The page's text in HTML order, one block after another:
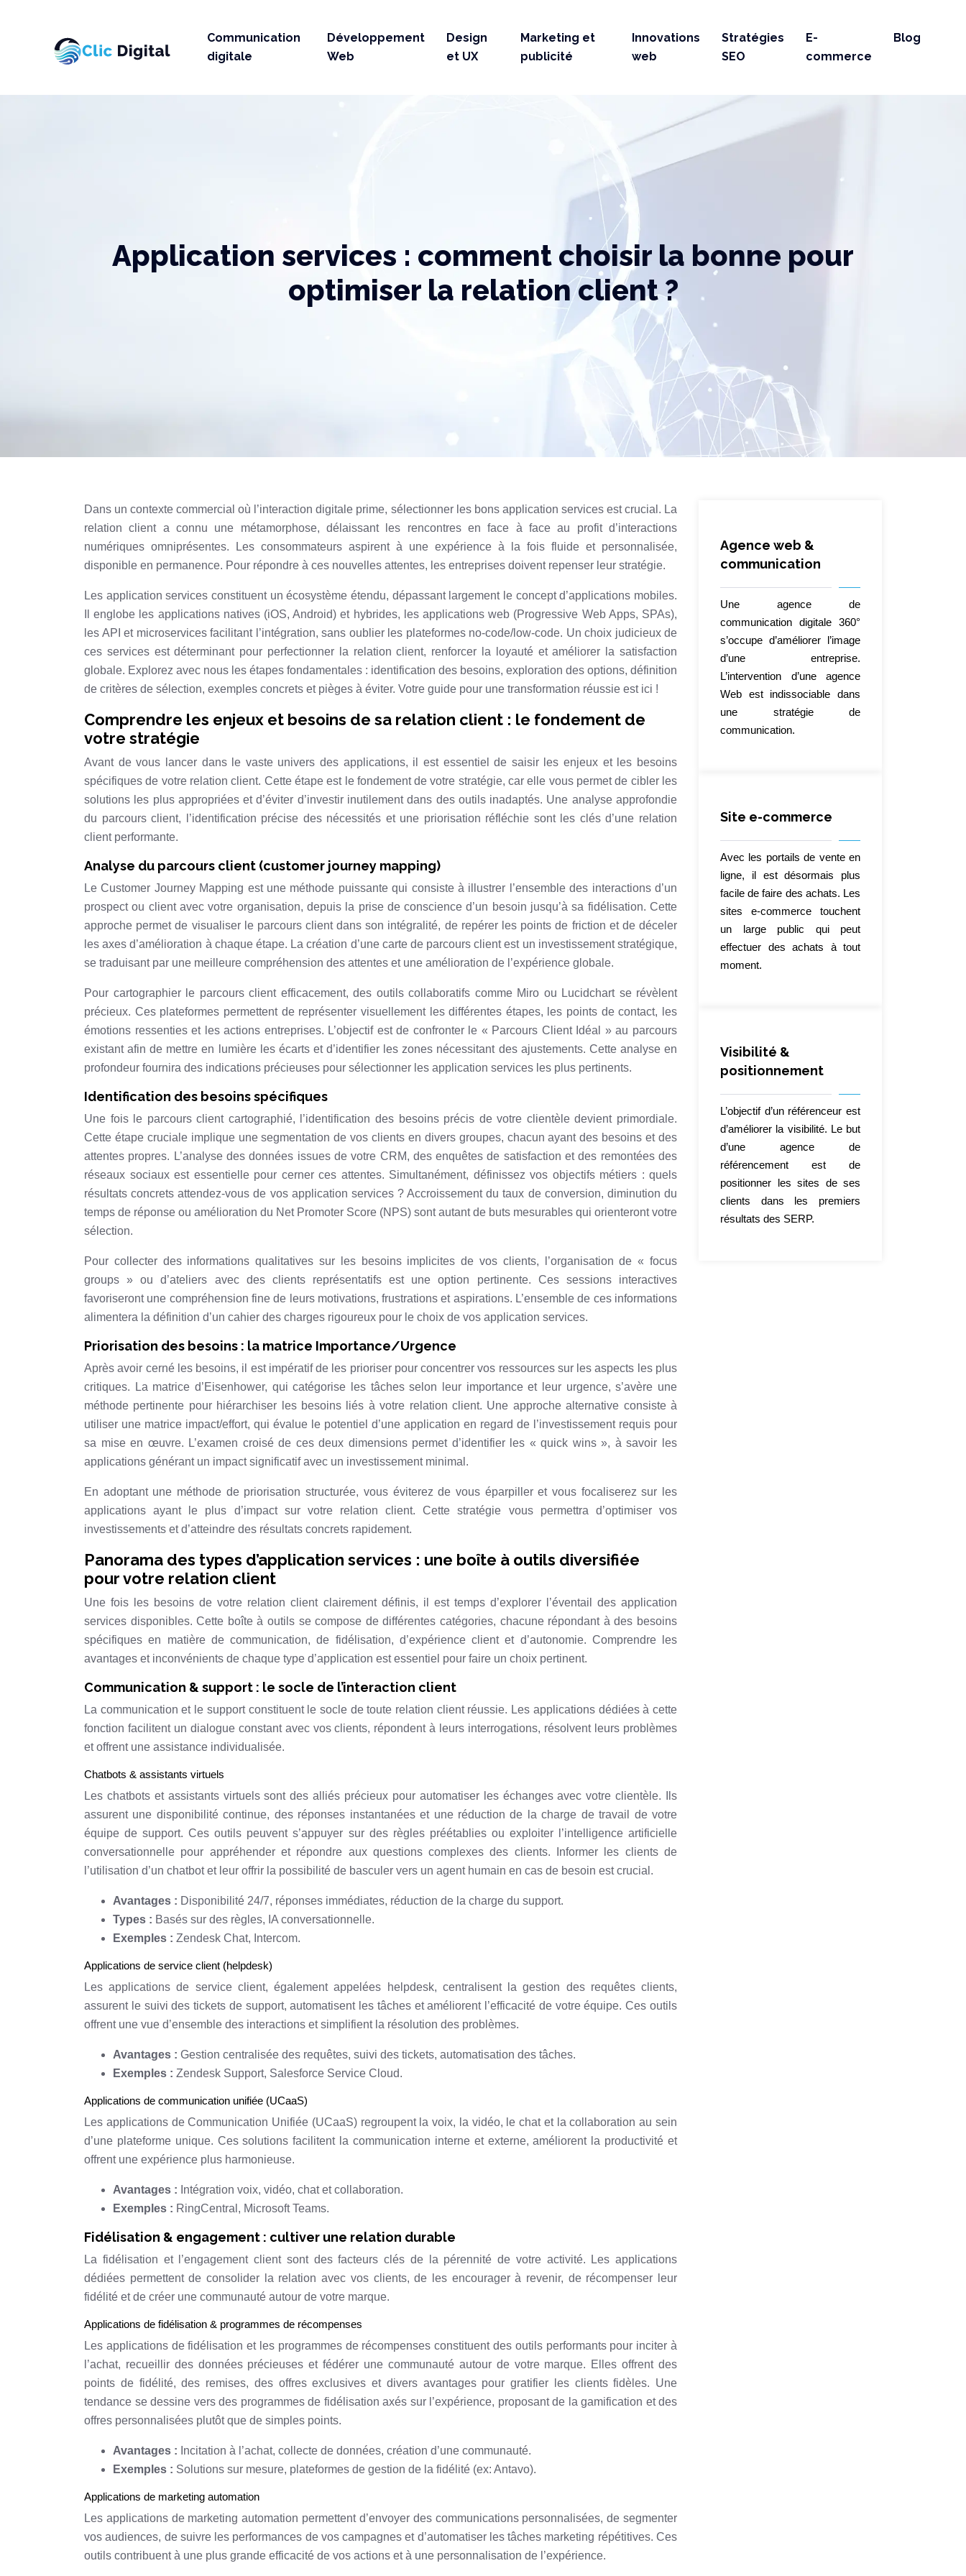
Communication
digitale
Développement
Web
Design
et UX
Marketing et
publicité
Innovations
web
Stratégies
SEO
E-
commerce
Blog
Application services : comment choisir la bonne pour
optimiser la relation client ?
Dans un contexte commercial où l’interaction digitale prime, sélectionner les bons application services est crucial. La
relation client a connu une métamorphose, délaissant les rencontres en face à face au profit d’interactions
numériques omniprésentes. Les consommateurs aspirent à une expérience à la fois fluide et personnalisée,
disponible en permanence. Pour répondre à ces nouvelles attentes, les entreprises doivent repenser leur stratégie.
Les application services constituent un écosystème étendu, dépassant largement le concept d’applications mobiles.
Il englobe les applications natives (iOS, Android) et hybrides, les applications web (Progressive Web Apps, SPAs),
les API et microservices facilitant l’intégration, sans oublier les plateformes no-code/low-code. Un choix judicieux de
ces services est déterminant pour perfectionner la relation client, renforcer la loyauté et améliorer la satisfaction
globale. Explorez avec nous les étapes fondamentales : identification des besoins, exploration des options, définition
de critères de sélection, exemples concrets et pièges à éviter. Votre guide pour une transformation réussie est ici !
Comprendre les enjeux et besoins de sa relation client : le fondement de
votre stratégie
Avant de vous lancer dans le vaste univers des applications, il est essentiel de saisir les enjeux et les besoins
spécifiques de votre relation client. Cette étape est le fondement de votre stratégie, car elle vous permet de cibler les
solutions les plus appropriées et d’éviter d’investir inutilement dans des outils inadaptés. Une analyse approfondie
du parcours client, l’identification précise des nécessités et une priorisation réfléchie sont les clés d’une relation
client performante.
Analyse du parcours client (customer journey mapping)
Le Customer Journey Mapping est une méthode puissante qui consiste à illustrer l’ensemble des interactions d’un
prospect ou client avec votre organisation, depuis la prise de conscience d’un besoin jusqu’à sa fidélisation. Cette
approche permet de visualiser le parcours client dans son intégralité, de repérer les points de friction et de déceler
les axes d’amélioration à chaque étape. La création d’une carte de parcours client est un investissement stratégique,
se traduisant par une meilleure compréhension des attentes et une amélioration de l’expérience globale.
Pour cartographier le parcours client efficacement, des outils collaboratifs comme Miro ou Lucidchart se révèlent
précieux. Ces plateformes permettent de représenter visuellement les différentes étapes, les points de contact, les
émotions ressenties et les actions entreprises. L’objectif est de confronter le « Parcours Client Idéal » au parcours
existant afin de mettre en lumière les écarts et d’identifier les zones nécessitant des ajustements. Cette analyse en
profondeur fournira des indications précieuses pour sélectionner les application services les plus pertinents.
Identification des besoins spécifiques
Une fois le parcours client cartographié, l’identification des besoins précis de votre clientèle devient primordiale.
Cette étape cruciale implique une segmentation de vos clients en divers groupes, chacun ayant des besoins et des
attentes propres. L’analyse des données issues de votre CRM, des enquêtes de satisfaction et des remontées des
réseaux sociaux est essentielle pour cerner ces attentes. Simultanément, définissez vos objectifs métiers : quels
résultats concrets attendez-vous de vos application services ? Accroissement du taux de conversion, diminution du
temps de réponse ou amélioration du Net Promoter Score (NPS) sont autant de buts mesurables qui orienteront votre
sélection.
Pour collecter des informations qualitatives sur les besoins implicites de vos clients, l’organisation de « focus
groups » ou d’ateliers avec des clients représentatifs est une option pertinente. Ces sessions interactives
favoriseront une compréhension fine de leurs motivations, frustrations et aspirations. L’ensemble de ces informations
alimentera la définition d’un cahier des charges rigoureux pour le choix de vos application services.
Priorisation des besoins : la matrice Importance/Urgence
Après avoir cerné les besoins, il est impératif de les prioriser pour concentrer vos ressources sur les aspects les plus
critiques. La matrice d’Eisenhower, qui catégorise les tâches selon leur importance et leur urgence, s’avère une
méthode pertinente pour hiérarchiser les besoins liés à votre relation client. Une approche alternative consiste à
utiliser une matrice impact/effort, qui évalue le potentiel d’une application en regard de l’investissement requis pour
sa mise en œuvre. L’examen croisé de ces deux dimensions permet d’identifier les « quick wins », à savoir les
applications générant un impact significatif avec un investissement minimal.
En adoptant une méthode de priorisation structurée, vous éviterez de vous éparpiller et vous focaliserez sur les
applications ayant le plus d’impact sur votre relation client. Cette stratégie vous permettra d’optimiser vos
investissements et d’atteindre des résultats concrets rapidement.
Panorama des types d’application services : une boîte à outils diversifiée
pour votre relation client
Une fois les besoins de votre relation client clairement définis, il est temps d’explorer l’éventail des application
services disponibles. Cette boîte à outils se compose de différentes catégories, chacune répondant à des besoins
spécifiques en matière de communication, de fidélisation, d’expérience client et d’autonomie. Comprendre les
avantages et inconvénients de chaque type d’application est essentiel pour faire un choix pertinent.
Communication & support : le socle de l’interaction client
La communication et le support constituent le socle de toute relation client réussie. Les applications dédiées à cette
fonction facilitent un dialogue constant avec vos clients, répondent à leurs interrogations, résolvent leurs problèmes
et offrent une assistance individualisée.
Chatbots & assistants virtuels
Les chatbots et assistants virtuels sont des alliés précieux pour automatiser les échanges avec votre clientèle. Ils
assurent une disponibilité continue, des réponses instantanées et une réduction de la charge de travail de votre
équipe de support. Ces outils peuvent s’appuyer sur des règles préétablies ou exploiter l’intelligence artificielle
conversationnelle pour appréhender et répondre aux questions complexes des clients. Informer les clients de
l’utilisation d’un chatbot et leur offrir la possibilité de basculer vers un agent humain en cas de besoin est crucial.
Avantages : Disponibilité 24/7, réponses immédiates, réduction de la charge du support.
Types : Basés sur des règles, IA conversationnelle.
Exemples : Zendesk Chat, Intercom.
Applications de service client (helpdesk)
Les applications de service client, également appelées helpdesk, centralisent la gestion des requêtes clients,
assurent le suivi des tickets de support, automatisent les tâches et améliorent l’efficacité de votre équipe. Ces outils
offrent une vue d’ensemble des interactions et simplifient la résolution des problèmes.
Avantages : Gestion centralisée des requêtes, suivi des tickets, automatisation des tâches.
Exemples : Zendesk Support, Salesforce Service Cloud.
Applications de communication unifiée (UCaaS)
Les applications de Communication Unifiée (UCaaS) regroupent la voix, la vidéo, le chat et la collaboration au sein
d’une plateforme unique. Ces solutions facilitent la communication interne et externe, améliorent la productivité et
offrent une expérience plus harmonieuse.
Avantages : Intégration voix, vidéo, chat et collaboration.
Exemples : RingCentral, Microsoft Teams.
Fidélisation & engagement : cultiver une relation durable
La fidélisation et l’engagement client sont des facteurs clés de la pérennité de votre activité. Les applications
dédiées permettent de consolider la relation avec vos clients, de les encourager à revenir, de récompenser leur
fidélité et de créer une communauté autour de votre marque.
Applications de fidélisation & programmes de récompenses
Les applications de fidélisation et les programmes de récompenses constituent des outils performants pour inciter à
l’achat, recueillir des données précieuses et fédérer une communauté autour de votre marque. Elles offrent des
points de fidélité, des remises, des offres exclusives et divers avantages pour gratifier les clients fidèles. Une
tendance se dessine vers des programmes de fidélisation axés sur l’expérience, proposant de la gamification et des
offres personnalisées plutôt que de simples points.
Avantages : Incitation à l’achat, collecte de données, création d’une communauté.
Exemples : Solutions sur mesure, plateformes de gestion de la fidélité (ex: Antavo).
Applications de marketing automation
Les applications de marketing automation permettent d’envoyer des communications personnalisées, de segmenter
vos audiences, de suivre les performances de vos campagnes et d’automatiser les tâches marketing répétitives. Ces
outils contribuent à une plus grande efficacité de vos actions et à une personnalisation de l’expérience.
Agence web &
communication
Une agence de
communication digitale 360°
s’occupe d’améliorer l’image
d’une entreprise.
L’intervention d’une agence
Web est indissociable dans
une stratégie de
communication.
Site e-commerce
Avec les portails de vente en
ligne, il est désormais plus
facile de faire des achats. Les
sites e-commerce touchent
un large public qui peut
effectuer des achats à tout
moment.
Visibilité &
positionnement
L’objectif d’un référenceur est
d’améliorer la visibilité. Le but
d’une agence de
référencement est de
positionner les sites de ses
clients dans les premiers
résultats des SERP.